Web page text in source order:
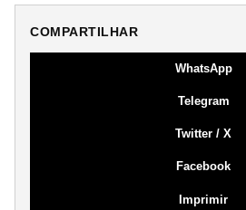
COMPARTILHAR
WhatsApp
Telegram
Twitter / X
Facebook
Imprimir